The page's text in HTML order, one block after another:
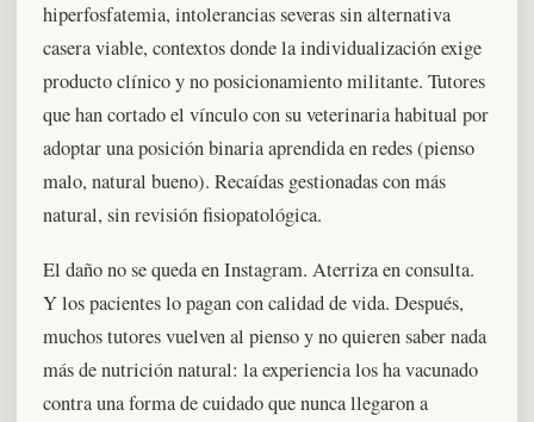
hiperfosfatemia, intolerancias severas sin alternativa
casera viable, contextos donde la individualización exige
producto clínico y no posicionamiento militante. Tutores
que han cortado el vínculo con su veterinaria habitual por
adoptar una posición binaria aprendida en redes (pienso
malo, natural bueno). Recaídas gestionadas con más
natural, sin revisión fisiopatológica.
El daño no se queda en Instagram. Aterriza en consulta.
Y los pacientes lo pagan con calidad de vida. Después,
muchos tutores vuelven al pienso y no quieren saber nada
más de nutrición natural: la experiencia los ha vacunado
contra una forma de cuidado que nunca llegaron a